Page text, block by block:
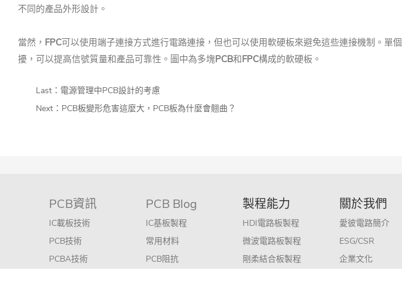
不同的產品外形設計。
當然， FPC可以使用端子連接方式進行電路連接，但也可以使用軟硬板來避免這些連接機制。 單個
擾，可以提高信號質量和產品可靠性。 圖中為多塊PCB和FPC構成的軟硬板 。
Last： 電源管理中PCB設計的考慮
Next： PCB板變形危害這麼大，PCB板為什麼會翹曲？
PCB資訊
IC載板技術
PCB技術
PCBA技術
PCB Blog
IC基板製程
常用材料
PCB阻抗
製程能力
HDI電路板製程
微波電路板製程
剛柔結合板製程
關於我們
愛彼電路簡介
ESG/CSR
企業文化